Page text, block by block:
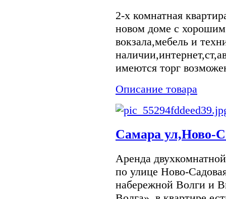
2-х комнатная
новом доме с
вокзала,мебель и
имеются торг
Описание товара
Самара ул,Ново-
Аренда
по улице Ново-
набережной Волги и